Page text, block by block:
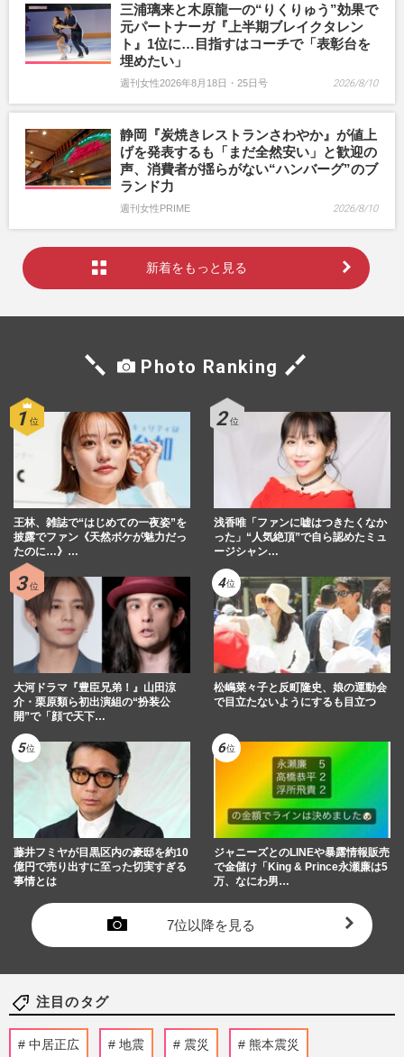
三浦璃来と木原龍一の“りくりゅう”効果で
元パートナーガ『上半期ブレイクタレン
ト』1位に…目指すはコーチで「表彰台を
埋めたい」
週刊女性2026年8月18日・25日号 2026/8/10
静岡『炭焼きレストランさわやか』が値上
げを発表するも「まだ全然安い」と歓迎の
声、消費者が揺らがない“ハンバーグ”のブ
ランド力
週刊女性PRIME 2026/8/10
新着をもっと見る
Photo Ranking
王林、雑誌で“はじめての一夜姿”を
披露でファン《天然ボケが魅力だっ
たのに…》…
浅香唯「ファンに嘘はつきたくなか
った」“人気絶頂”で自ら認めたミュ
ージシャン…
大河ドラマ『豊臣兄弟！』山田涼
介・栗原類ら初出演組の“扮装公
開”で「顔で天下…
松嶋菜々子と反町隆史、娘の運動会
で目立たないようにするも目立つ
藤井フミヤが目黒区内の豪邸を約10
億円で売り出すに至った切実すぎる
事情とは
ジャニーズとのLINEや暴露情報販売
で金儲け「King & Prince永瀬廉は5
万、なにわ男…
7位以降を見る
注目のタグ
中居正広 地震 震災 熊本震災